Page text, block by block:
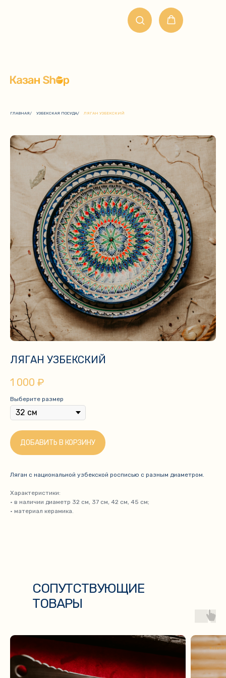
ГЛАВНАЯ/ УЗБЕКСКАЯ ПОСУДА/ ЛЯГАН УЗБЕКСКИЙ
ЛЯГАН УЗБЕКСКИЙ
1 000 ₽
Выберите размер
ДОБАВИТЬ В КОРЗИНУ
Ляган с национальной узбекской росписью с разным диаметром.
Характеристики:
• в наличии диаметр 32 см, 37 см, 42 см, 45 см;
• материал керамика.
СОПУТСТВУЮЩИЕ
ТОВАРЫ